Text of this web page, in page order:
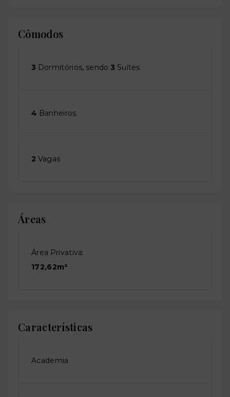
Cômodos
3 Dormitórios, sendo 3 Suítes
4 Banheiros
2 Vagas
Áreas
Área Privativa:
172,62m²
Características
Academia